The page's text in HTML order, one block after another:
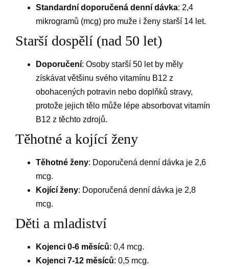
Standardní doporučená denní dávka: 2,4
mikrogramů (mcg) pro muže i ženy starší 14 let.
Starší dospělí (nad 50 let)
Doporučení: Osoby starší 50 let by měly
získávat většinu svého vitamínu B12 z
obohacených potravin nebo doplňků stravy,
protože jejich tělo může lépe absorbovat vitamín
B12 z těchto zdrojů.
Těhotné a kojící ženy
Těhotné ženy: Doporučená denní dávka je 2,6
mcg.
Kojící ženy: Doporučená denní dávka je 2,8
mcg.
Děti a mladiství
Kojenci 0-6 měsíců: 0,4 mcg.
Kojenci 7-12 měsíců: 0,5 mcg.